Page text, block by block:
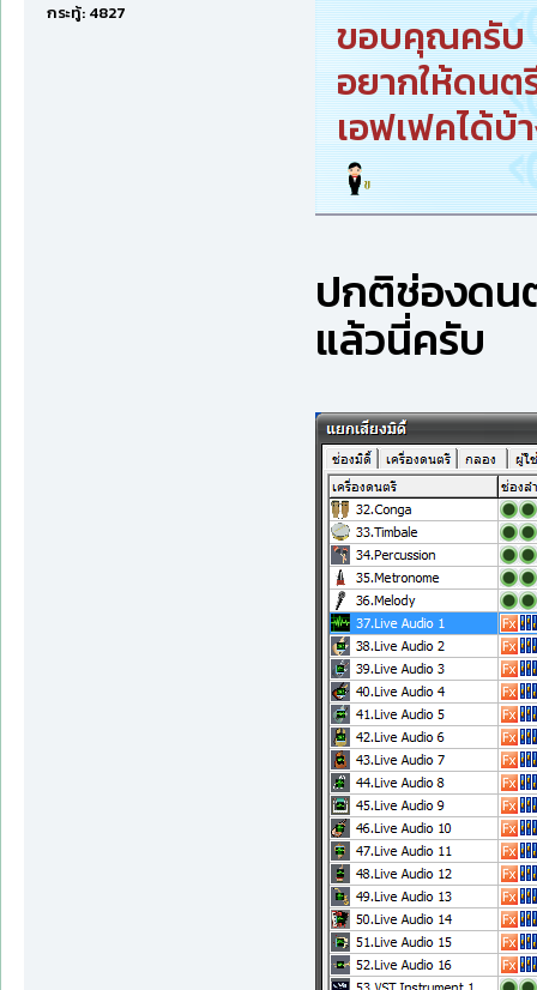
กระทู้: 4827
ขอบคุณครับ
อยากให้ดนต
เอฟเฟคได้บ้
ปกติช่องดน
แล้วนี่ครับ